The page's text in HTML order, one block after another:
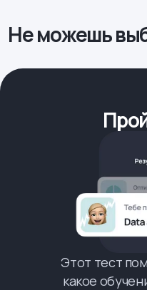
Не можешь
Этот тест
какое